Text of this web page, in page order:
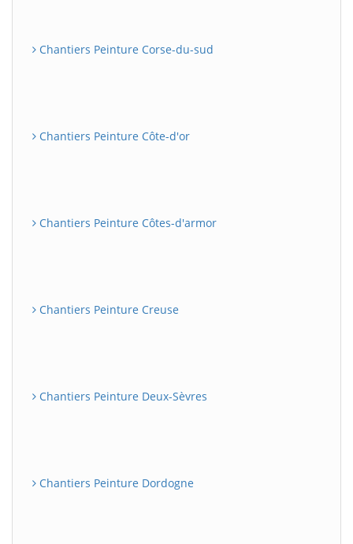
Chantiers Peinture Corse-du-sud
Chantiers Peinture Côte-d'or
Chantiers Peinture Côtes-d'armor
Chantiers Peinture Creuse
Chantiers Peinture Deux-Sèvres
Chantiers Peinture Dordogne